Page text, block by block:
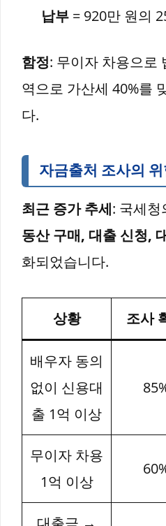
납부 = 920만 원의
함정: 무이자 차용으로
역으로 가산세 40%를
다.
자금출처 조사의
최근 증가 추세: 국세청
동산 구매, 대출 신청,
화되었습니다.
상황 조사
배우자 동의
없이 신용대
출 1억 이상
무이자 차용
1억 이상